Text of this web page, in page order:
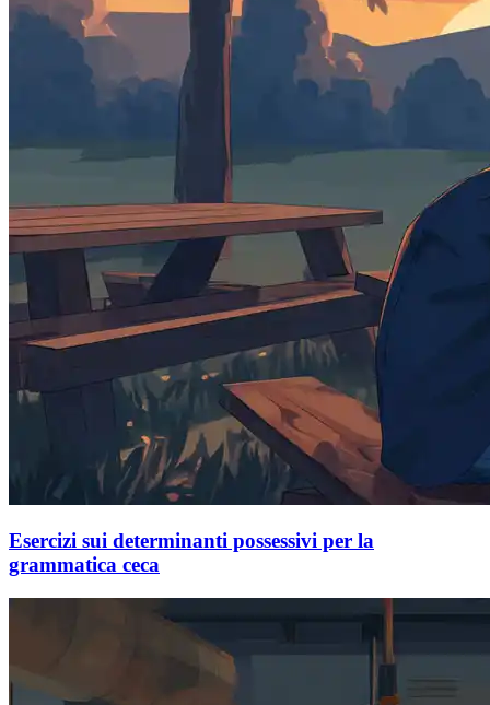
Esercizi sui determinanti possessivi per la
grammatica ceca